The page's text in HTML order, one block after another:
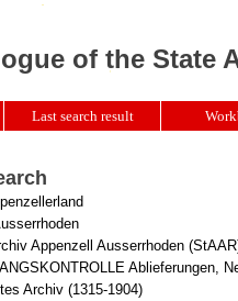
Appenzell Ausserrhoden
Ablieferungen,
Archiv (1315-1904)
of the State
Last search result